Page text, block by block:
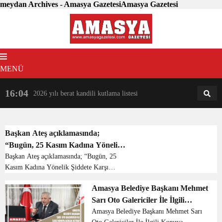
meydan Archives - Amasya GazetesiAmasya Gazetesi
MENÜ
16:04 2026 yılı berat kandili kutlama listesi 18:31
Başkan Ateş açıklamasında;
“Bugün, 25 Kasım Kadına Yönelik
Şiddete Karşı Uluslararası
Mücadele Günü. Cumhuriyet Halk
ve 973 ilçede alanlarda eş zamanlı
basın açıklaması yapıyoruz. Şiddet
nedeniyle yaşamını yitiren tüm kız
Başkan Ateş açıklamasında; “Bugün, 25
Kasım Kadına Yönelik Şiddete Karşı
Cumhuriyet Halk Partisi Kadın Kolları
olarak, 81 il ve 973 ilçede alanlarda eş
zamanlı basın açıkla...
Amasya Belediye Başkanı Mehmet
Sarı Oto Galericiler İle İlgili
Konuya Açıklık Getirdi
Amasya Belediye Başkanı Mehmet Sarı